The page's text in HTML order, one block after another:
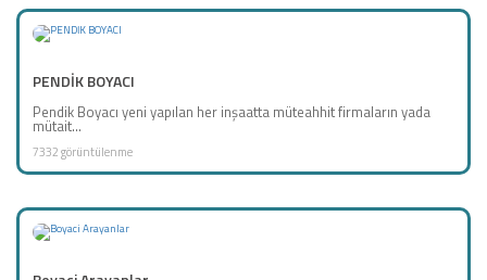
PENDİK BOYACI
Pendik Boyacı yeni yapılan her inşaatta müteahhit firmaların yada
mütait...
7332 görüntülenme